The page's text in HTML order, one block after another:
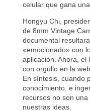
celular que gana una
Hongyu Chi,
de 8mm Vintage
documental
«emocionado» con
aplicación. Ahora, el
con orgullo en la
En síntesis, cuando
conocimiento, e
recursos no son
nuestras ideas.